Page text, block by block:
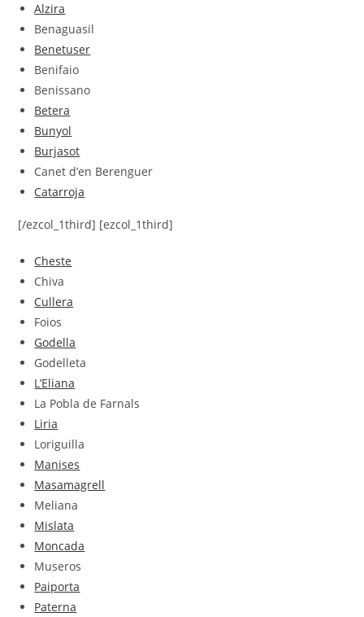
Alzira
Benaguasil
Benetuser
Benifaio
Benissano
Betera
Bunyol
Burjasot
Canet d’en Berenguer
Catarroja
[/ezcol_1third] [ezcol_1third]
Cheste
Chiva
Cullera
Foios
Godella
Godelleta
L’Eliana
La Pobla de Farnals
Liria
Loriguilla
Manises
Masamagrell
Meliana
Mislata
Moncada
Museros
Paiporta
Paterna